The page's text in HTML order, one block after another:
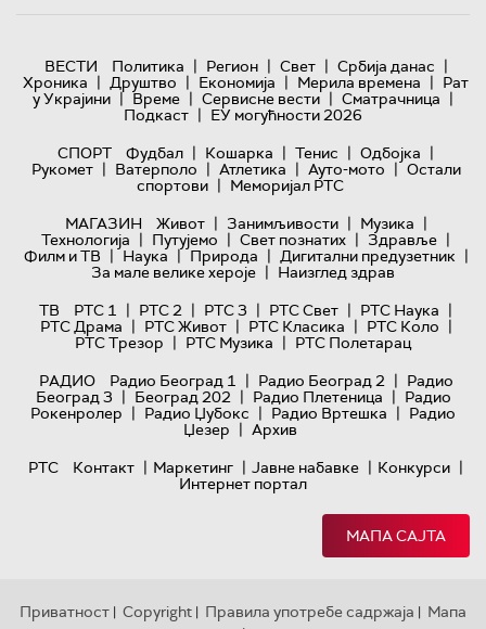
ВЕСТИ Политика | Регион | Свет | Србија данас |
Хроника | Друштво | Економија | Мерила времена | Рат
у Украјини | Време | Сервисне вести | Сматрачница |
Подкаст | ЕУ могућности 2026
СПОРТ
Фудбал | Кошарка | Тенис | Одбојка |
Рукомет | Ватерполо | Атлетика | Ауто-мото | Остали
спортови | Меморијал РТС
МАГАЗИН
Живот | Занимљивости | Музика |
Технологијa | Путујемо | Свет познатих | Здравље |
Филм и ТВ | Наука | Природа | Дигитални предузетник |
За мале велике хероје | Наизглед здрав
ТВ
РТС 1 | РТС 2 | РТС 3 | РТС Свет | РТС Наука |
РТС Драма | РТС Живот | РТС Класика | РТС Коло |
РТС Трезор | РТС Музика | РТС Полетарац
РАДИО
Радио Београд 1 | Радио Београд 2 | Радио
Београд 3 | Београд 202 | Радио Плетеница | Радио
Рокенролер | Радио Џубокс | Радио Вртешка | Радио
Џезер | Архив
РТС
Контакт | Маркетинг | Јавне набавке | Конкурси |
Интернет портал
МАПА САЈТА
Приватност | Copyright | Правила употребе садржаја | Мапа